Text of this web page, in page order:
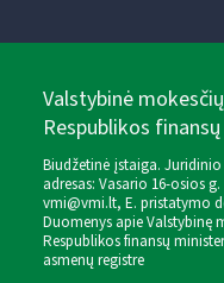
Valstybinė
Respublikos
Biudžetinė įstaiga. Juridinio
adresas: Vasario 16-osios
vmi@vmi.lt, E. pristatymo
Duomenys apie Valstybinę
Respublikos finansų
asmenų registre